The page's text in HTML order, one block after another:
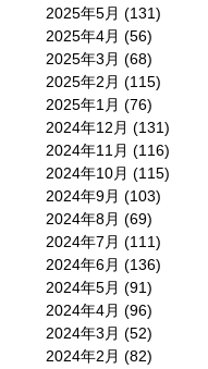
2025年5月 (131)
2025年4月 (56)
2025年3月 (68)
2025年2月 (115)
2025年1月 (76)
2024年12月 (131)
2024年11月 (116)
2024年10月 (115)
2024年9月 (103)
2024年8月 (69)
2024年7月 (111)
2024年6月 (136)
2024年5月 (91)
2024年4月 (96)
2024年3月 (52)
2024年2月 (82)